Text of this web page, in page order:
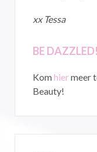
xx Tessa
BE
Komhiermeer
Beauty!